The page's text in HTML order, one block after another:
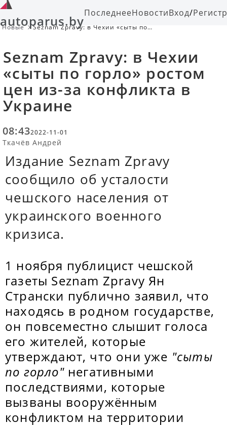
autoparus.byПоследнееНовостиВход/
Новые
Seznam Zpravy: в Чехии «сыты по
Seznam Zpravy: в Чехии
«сыты по горло» ростом
цен из-за конфликта в
Украине
08:432022-11-01
Ткачёв Андрей
Издание Seznam Zpravy
сообщило об усталости
чешского населения от
украинского военного
кризиса.
1 ноября публицист чешской
газеты Seznam Zpravy Ян
Странски публично заявил, что
находясь в родном государстве,
он повсеместно слышит голоса
его жителей, которые
утверждают, что они уже "сыты
по горло"негативными
последствиями, которые
вызваны вооружённым
конфликтом на территории